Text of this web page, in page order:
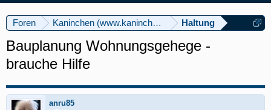
Foren Kaninchen (www.kaninchenforum.ch)
Haltung
Bauplanung Wohnungsgehege -
brauche Hilfe
anru85